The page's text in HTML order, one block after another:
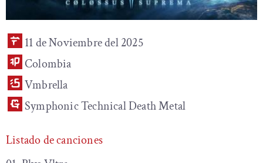
11 de Noviembre del 2025
Colombia
Vmbrella
Symphonic Technical Death Metal
Listado de canciones